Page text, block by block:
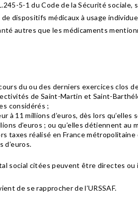
5-1 du Code de la Sécurité
dispositifs médicaux à usage
autres que les médicaments
du ou des derniers exercices clos
de Saint-Martin et Saint-
considérés ;
11 millions d’euros, dès lors
d’euros ; ou qu’elles détiennent
taxes réalisé en France
d’euros.
social citées peuvent être directes ou
de se rapprocher de l’URSSAF.